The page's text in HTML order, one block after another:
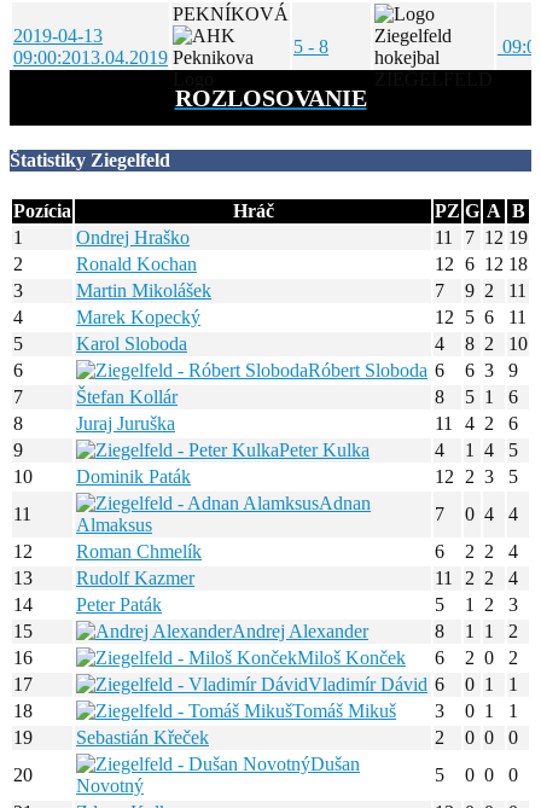
2019-04-13
09:00:2013.04.2019
PEKNÍKOVÁ
5 - 8
ROZLOSOVANIE
Štatistiky Ziegelfeld
Pozícia Hráč PZ G A B
1
Ondrej Hraško 11 7 12 19
2
Ronald Kochan 12 6 12 18
3
Martin Mikolášek 7 9 2
11
4
Marek Kopecký 12 5 6
11
5
Karol Sloboda 4 8 2
10
6
Róbert Sloboda 6 6 3
9
7
Štefan Kollár 8 5 1
6
8
Juraj Juruška 11 4 2
6
9
Peter Kulka 4 1 4
5
10
Dominik Paták 12 2 3
5
11
Adnan
Almaksus
7 0 4
4
12
Roman Chmelík 6 2 2
4
13
Rudolf Kazmer 11 2 2
4
14
Peter Paták 5 1 2
3
15
Andrej Alexander 8 1 1
2
16
Miloš Konček 6 2 0
2
17
Vladimír Dávid 6 0 1
1
18
Tomáš Mikuš 3 0 1
1
19
Sebastián Křeček 2 0 0
0
20
Dušan
Novotný
5 0 0
0